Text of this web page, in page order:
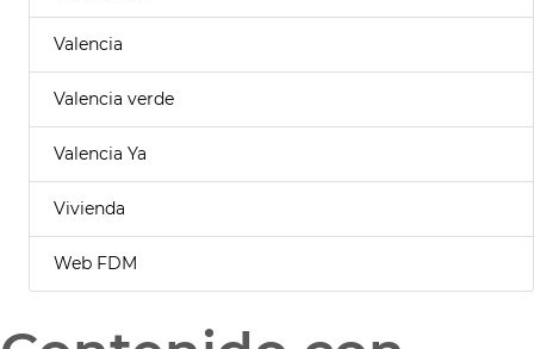
Valencia
Valencia verde
Valencia Ya
Vivienda
Web FDM